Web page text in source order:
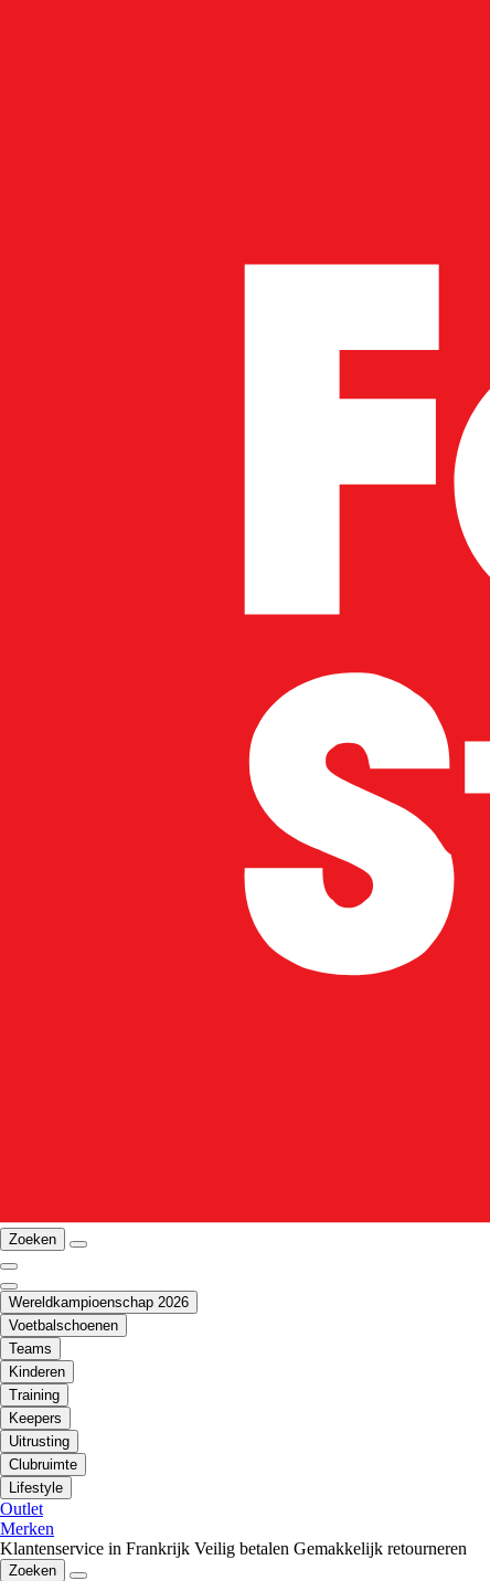
Zoeken
Wereldkampioenschap 2026
Voetbalschoenen
Teams
Kinderen
Training
Keepers
Uitrusting
Clubruimte
Lifestyle
Outlet
Merken
Klantenservice in Frankrijk Veilig betalen Gemakkelijk retourneren
Zoeken